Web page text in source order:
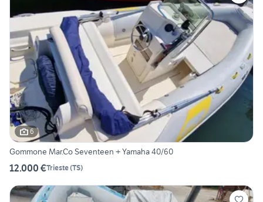
6
Gommone Mar.Co Seventeen + Yamaha 40/60
12.000 €Trieste(TS)